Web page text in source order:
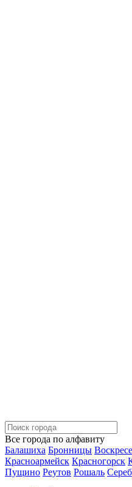
Все города по алфавиту
Балашиха Бронницы
Красноармейск Красногорск
Пущино Реутов Рошаль